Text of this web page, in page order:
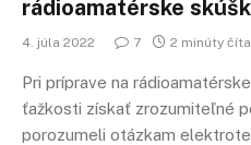
rádioamatérske
4. júla 2022 7 2 minúty
Pri príprave na
ťažkosti získať zrozumiteľné
porozumeli otázkam